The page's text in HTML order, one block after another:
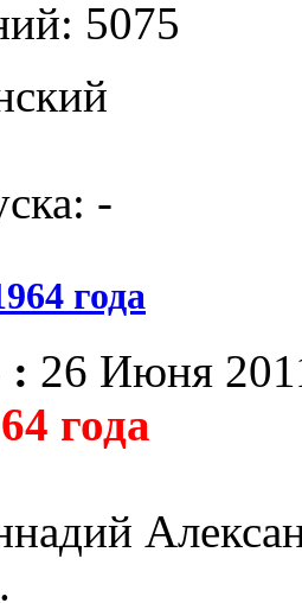
5075
-
года
: 26 Июня
года